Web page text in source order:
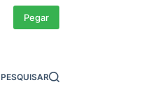
Pegar
PESQUISAR